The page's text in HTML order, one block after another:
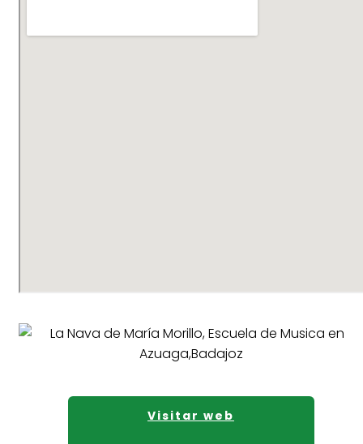
Visitar web